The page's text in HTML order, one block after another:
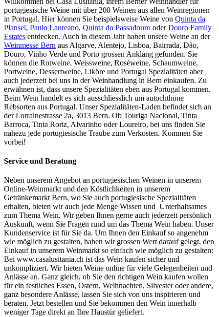
portugiesische Weine mit über 200 Weinen aus allen Weinregionen
in Portugal. Hier können Sie beispielsweise Weine von Quinta da
Plansel, Paulo Laureano, Quinta do Passadouro oderDouro Family
Estates entdecken. Auch in diesem Jahr haben unsere Weine an der
Weinmesse Bern aus Algarve, Alentejo, Lisboa, Bairrada, Dão,
Douro, Vinho Verde und Porto grossen Anklang gefunden. Sie
können die Rotweine, Weissweine, Roséweine, Schaumweine,
Portweine, Dessertweine, Liköre und Portugal Spezialitäten aber
auch jederzeit bei uns in der Weinhandlung in Bern einkaufen. Zu
erwähnen ist, dass unsere Spezialitäten eben aus Portugal kommen.
Beim Wein handelt es sich ausschliesslich um autochthone
Rebsorten aus Portugal. Unser Spezialitäten-Laden befindet sich an
der Lorrainestrasse 2a, 3013 Bern. Ob Touriga Nacional, Tinta
Barroca, Tinta Roriz, Alvarinho oder Loureiro, bei uns finden Sie
nahezu jede portugiesische Traube zum Verkosten. Kommen Sie
vorbei!
Service und Beratung
Neben unserem Angebot an portugiesischen Weinen in unserem
Online-Weinmarkt und den Köstlichkeiten in unserem
Getränkemarkt Bern, wo Sie auch portugiesische Spezialitäten
erhalten, bieten wir auch jede Menge Wissen und Unterhaltsames
zum Thema Wein. Wir geben Ihnen gerne auch jederzeit persönlich
Auskunft, wenn Sie Fragen rund um das Thema Wein haben. Unser
Kundenservice ist für Sie da. Um Ihnen den Einkauf so angenehm
wie möglich zu gestalten, haben wir grossen Wert darauf gelegt, den
Einkauf in unserem Weinmarkt so einfach wie möglich zu gestalten:
Bei www.casalusitania.ch ist das Wein kaufen sicher und
unkompliziert. Wir bieten Weine online für viele Gelegenheiten und
Anlässe an. Ganz gleich, ob Sie den richtigen Wein kaufen wollen
für ein festliches Essen, Ostern, Weihnachten, Silvester oder andere,
ganz besondere Anlässe, lassen Sie sich von uns inspirieren und
beraten. Jetzt bestellen und Sie bekommen den Wein innerhalb
weniger Tage direkt an Ihre Haustür geliefert.